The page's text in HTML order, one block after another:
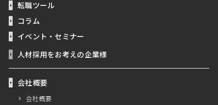
転職ツール
コラム
イベント・セミナー
人材採用をお考えの企業様
会社概要
会社概要